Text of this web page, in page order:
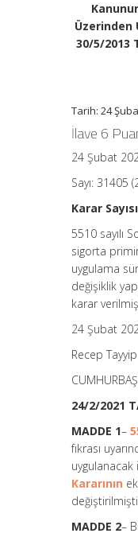
Üzerinden
30/5/2013
Tarih: 24
İlave 6
24 Şubat
Sayı: 31405
Karar
5510 sayılı
sigorta
uygulama
değişiklik
karar
24 Şubat
Recep
24/2/2021
MADDE 1–
fıkrası
Kararının
MADDE 2–